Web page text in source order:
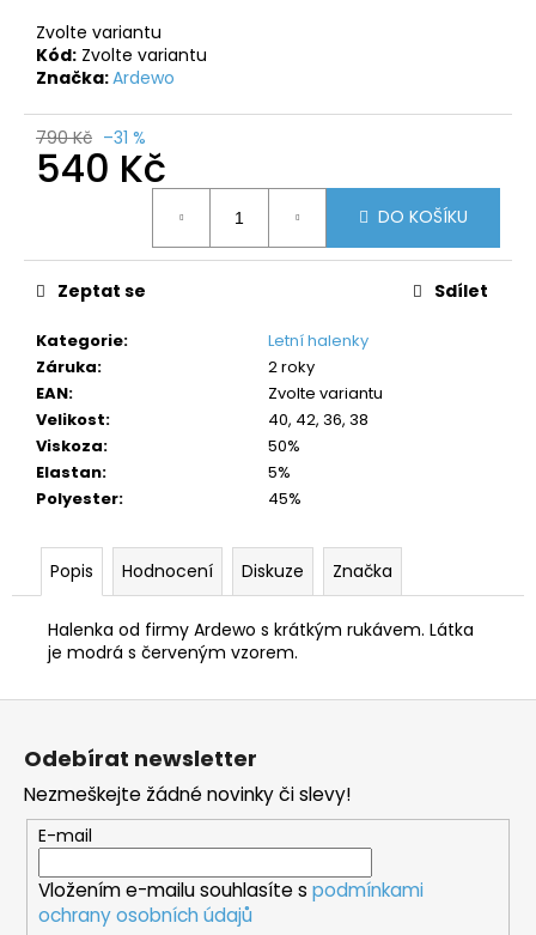
Zvolte variantu
Kód: Zvolte variantu
Značka:Ardewo
790 Kč –31 %
540 Kč
DO KOŠÍKU
Kategorie:
Letní halenky
Záruka:
2 roky
EAN:
Zvolte variantu
Velikost:
40, 42, 36, 38
Viskoza:
50%
Elastan:
5%
Polyester: 45%
Zeptat se Sdílet
Popis Hodnocení Diskuze Značka
Halenka od firmy Ardewo s krátkým rukávem. Látka
je modrá s červeným vzorem.
u
č
u
e
m
Z
Odebírat newsletter
Nezmeškejte žádné novinky či slevy!
E-mail
Vložením e-mailu souhlasíte s podmínkami
ochrany osobních údajů